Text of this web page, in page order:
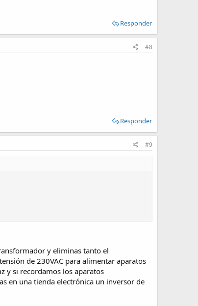
Responder
#8
Responder
#9
y eliminas tanto el
de 230VAC para alimentar aparatos
y si recordamos los aparatos
en una tienda electrónica un inversor de